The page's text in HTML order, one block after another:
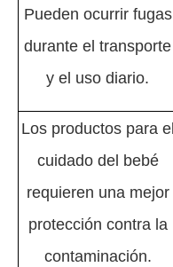
Pueden ocurrir fugas
durante el transporte
y el uso diario.
Los productos para el
cuidado del bebé
requieren una mejor
protección contra la
contaminación.